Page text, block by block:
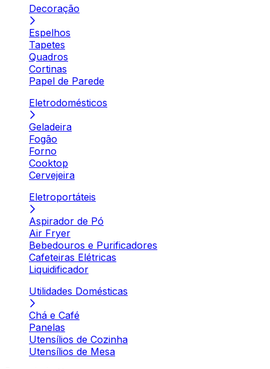
Decoração
Espelhos
Tapetes
Quadros
Cortinas
Papel de Parede
Eletrodomésticos
Geladeira
Fogão
Forno
Cooktop
Cervejeira
Eletroportáteis
Aspirador de Pó
Air Fryer
Bebedouros e Purificadores
Cafeteiras Elétricas
Liquidificador
Utilidades Domésticas
Chá e Café
Panelas
Utensílios de Cozinha
Utensílios de Mesa